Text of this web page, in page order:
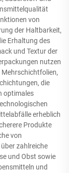
von
der Haltbarkeit,
Erhaltung des
und Textur der
nutzen
die
optimales
erheblich
Produkte
von
zahlreiche
und Obst sowie
und